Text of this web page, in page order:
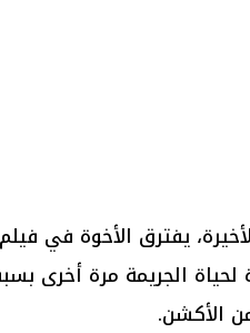
الجريمة مرة أخرى
الأكشن.